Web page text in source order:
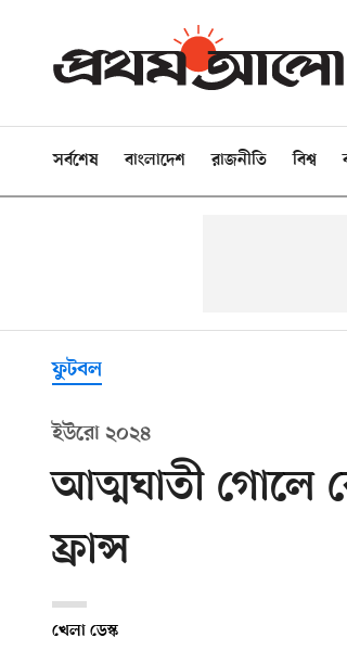
সর্বশেষ বাংলাদেশ রাজনীতি বিশ্ব
ফুটবল
ইউরো ২০২৪
আত্মঘাতী গোলে
ফ্রান্স
খেলা ডেস্ক